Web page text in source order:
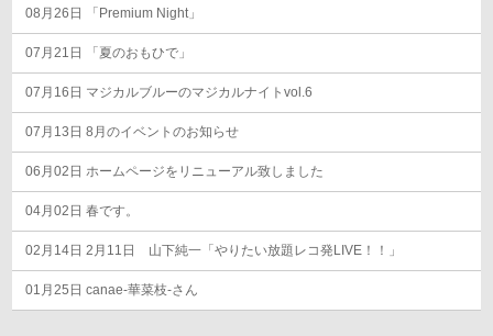
08月26日 「Premium Night」
07月21日 「夏のおもひで」
07月16日 マジカルブルーのマジカルナイトvol.6
07月13日 8月のイベントのお知らせ
06月02日 ホームページをリニューアル致しました
04月02日 春です。
02月14日 2月11日 山下純一「やりたい放題レコ発LIVE！！」
01月25日 canae-華菜枝-さん